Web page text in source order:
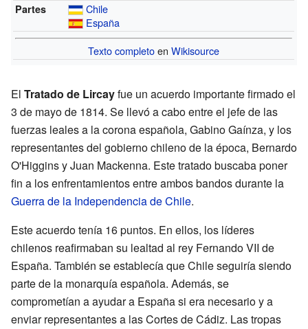
Partes
Chile
España
Texto completoenWikisource
El Tratado de Lircayfue un acuerdo importante firmado el
3 de mayo de 1814. Se llevó a cabo entre el jefe de las
fuerzas leales a la corona española, Gabino Gaínza, y los
representantes del gobierno chileno de la época, Bernardo
O'Higgins y Juan Mackenna. Este tratado buscaba poner
fin a los enfrentamientos entre ambos bandos durante la
Guerra de la Independencia de Chile.
Este acuerdo tenía 16 puntos. En ellos, los líderes
chilenos reafirmaban su lealtad al rey Fernando VII de
España. También se establecía que Chile seguiría siendo
parte de la monarquía española. Además, se
comprometían a ayudar a España si era necesario y a
enviar representantes a las Cortes de Cádiz. Las tropas